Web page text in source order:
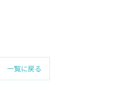
一覧に戻る